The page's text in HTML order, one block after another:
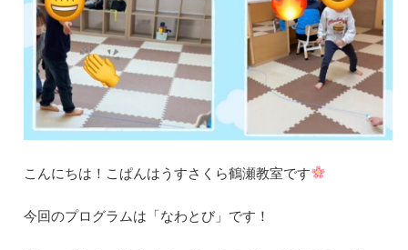
こんにちは！こぱんはうすさくら鶴瀬教室です
今回のプログラムは「なわとび」です！